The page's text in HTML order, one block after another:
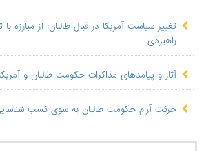
تغییر سیاست آمریکا در قبال طالبان: از مبارزه
راهبردی
آثار و پیامدهای مذاکرات حکومت طالبان و آمریکا
حرکت آرام حکومت طالبان به‌ سوی کسب